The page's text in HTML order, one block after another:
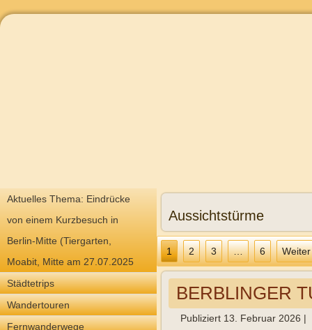
Aktuelles Thema: Eindrücke
von einem Kurzbesuch in
Berlin-Mitte (Tiergarten,
Moabit, Mitte am 27.07.2025
Städtetrips
Wandertouren
Fernwanderwege
Aussichtstürme
1 2 3 … 6
BERBLINGER
Publiziert 13. Februar 2026 |